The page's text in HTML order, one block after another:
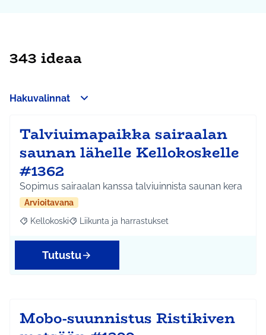
343 ideaa
Hakuvalinnat
Talviuimapaikka sairaalan
saunan lähelle Kellokoskelle
#1362
Sopimus sairaalan kanssa talviuinnista saunan kera
Arvioitavana
Rajaa tulokset aihepiirin mukaan: Kellokoski
Kellokoski Rajaa tulokset teeman mukaan: Liikunta ja
Liikunta ja harrastukset
Tutustu
Mobo-suunnistus Ristikiven